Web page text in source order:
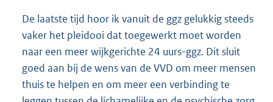
De laatste tijd hoor ik vanuit de ggz gelukkig steeds
vaker het pleidooi dat toegewerkt moet worden
naar een meer wijkgerichte 24 uurs-ggz. Dit sluit
goed aan bij de wens van de VVD om meer mensen
thuis te helpen en om meer een verbinding te